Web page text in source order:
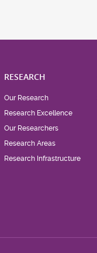
RESEARCH
Our Research
Research Excellence
Our Researchers
Research Areas
Research Infrastructure